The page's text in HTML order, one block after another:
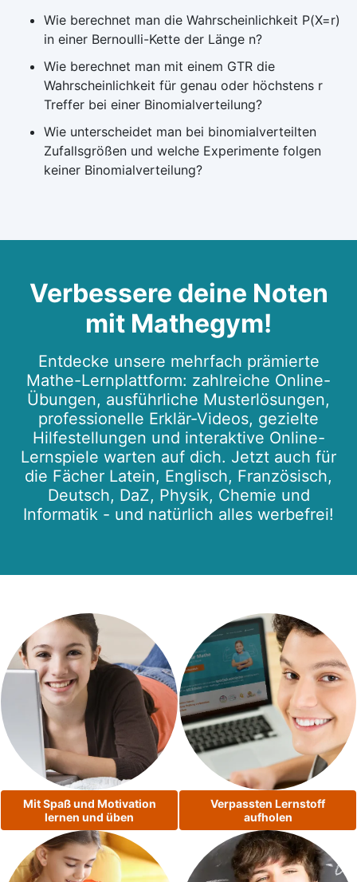
Wie berechnet man die Wahrscheinlichkeit P(X=r)
in einer Bernoulli-Kette der Länge n?
Wie berechnet man mit einem GTR die
Wahrscheinlichkeit für genau oder höchstens r
Treffer bei einer Binomialverteilung?
Wie unterscheidet man bei binomialverteilten
Zufallsgrößen und welche Experimente folgen
keiner Binomialverteilung?
Verbessere deine Noten
mit Mathegym!
Entdecke unsere mehrfach prämierte
Mathe-Lernplattform: zahlreiche Online-
Übungen, ausführliche Musterlösungen,
professionelle Erklär-Videos, gezielte
Hilfestellungen und interaktive Online-
Lernspiele warten auf dich. Jetzt auch für
die Fächer Latein, Englisch, Französisch,
Deutsch, DaZ, Physik, Chemie und
Informatik - und natürlich alles werbefrei!
Mit Spaß und Motivation
lernen und üben
Verpassten Lernstoff
aufholen